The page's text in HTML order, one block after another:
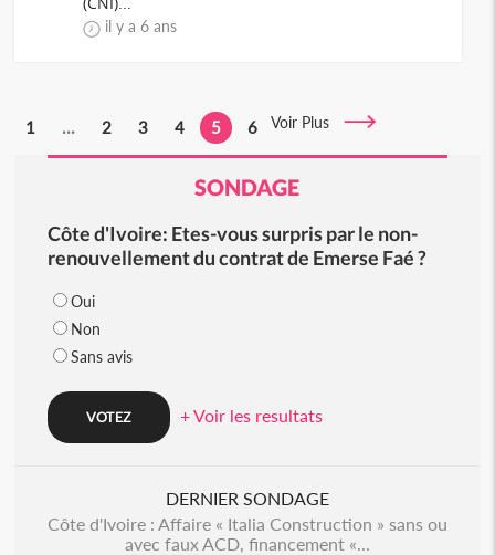
il y a 6 ans
1 ... 2 3 4 5 6 Voir Plus
SONDAGE
Côte d'Ivoire: Etes-vous surpris par le non-
renouvellement du contrat de Emerse Faé ?
Oui
Non
Sans avis
+ Voir les resultats
DERNIER SONDAGE
Côte d'Ivoire : Affaire « Italia Construction » sans ou
avec faux ACD, financement «...